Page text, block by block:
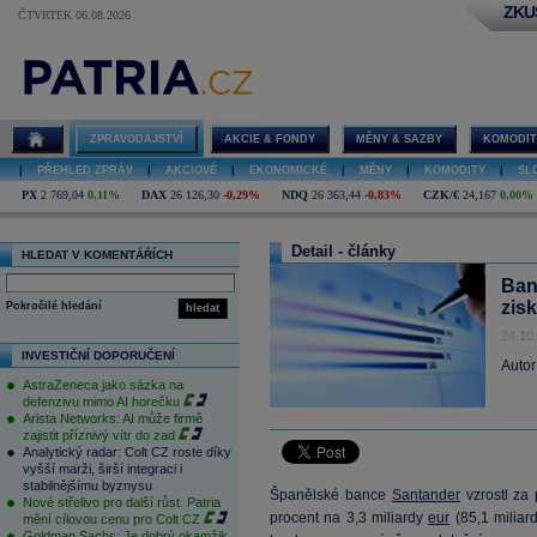
ČTVRTEK 06.08.2026
ZPRAVODAJSTVÍ AKCIE & FONDY MĚNY & SAZBY
PŘEHLED ZPRÁV AKCIOVÉ EKONOMICKÉ MĚNY KOMODITY
PX 2 769,04 0,11% DAX 26 126,30 -0,29% NDQ 26 363,44 -0,83% CZK/€ 24,167 0,00%
HLEDAT V KOMENTÁŘÍCH
hledat
Pokročilé hledání
INVESTIČNÍ DOPORUČENÍ
AstraZeneca jako sázka na
defenzivu mimo AI horečku
Arista Networks: AI může firmě
zajistit příznivý vítr do zad
Analytický radar: Colt CZ roste díky
vyšší marži, širší integraci i
stabilnějšímu byznysu
Nové střelivo pro další růst. Patria
mění cílovou cenu pro Colt CZ
Detail - články
Španělské bance Santandervzrostl za
procent na 3,3 miliardyeur (85,1